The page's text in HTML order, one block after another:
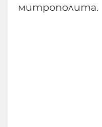
митрополита.